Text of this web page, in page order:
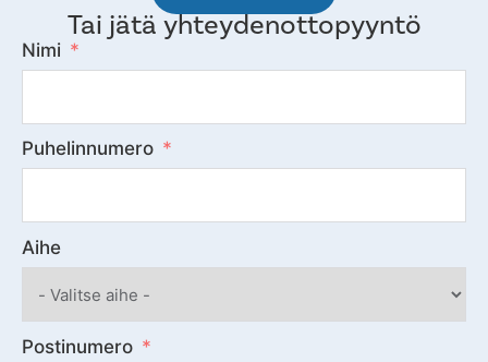
Tai jätä yhteydenottopyyntö
Nimi
Puhelinnumero
Aihe
Postinumero